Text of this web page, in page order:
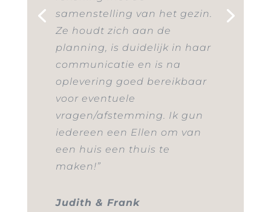
samenstelling van het gezin.
Ze houdt zich aan de
planning, is duidelijk in haar
communicatie en is na
oplevering goed bereikbaar
voor eventuele
vragen/afstemming. Ik gun
iedereen een Ellen om van
een huis een thuis te
maken!”
Judith & Frank